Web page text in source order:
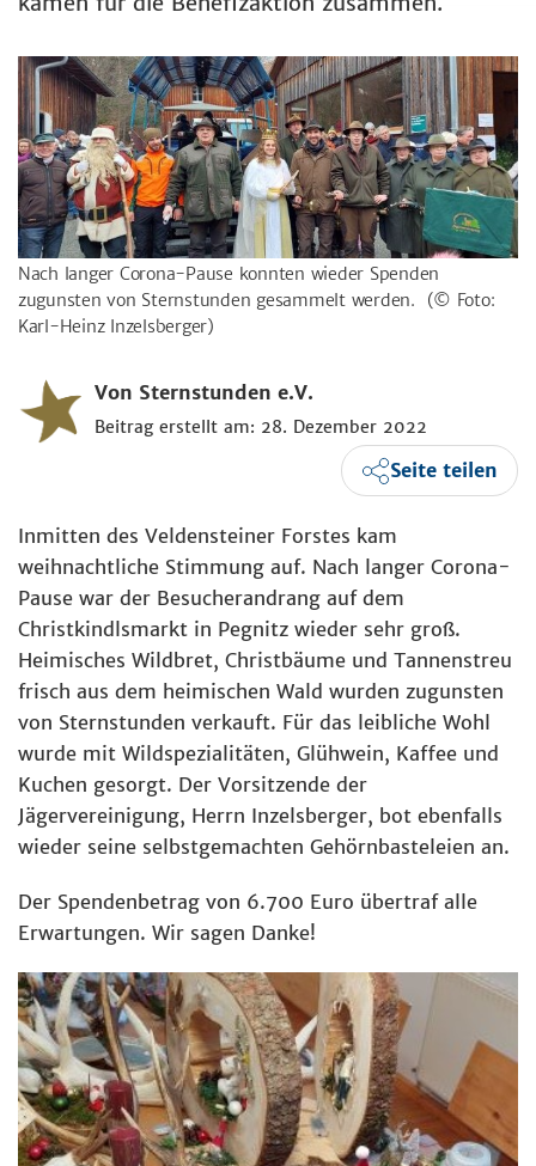
Nach langer Corona-Pause konnten wieder Spenden
zugunsten von Sternstunden gesammelt werden. (© Foto:
Karl-Heinz Inzelsberger)
Von Sternstunden e.V.
Beitrag erstellt am: 28. Dezember 2022
Seite teilen
Inmitten des Veldensteiner Forstes kam
weihnachtliche Stimmung auf. Nach langer Corona-
Pause war der Besucherandrang auf dem
Christkindlsmarkt in Pegnitz wieder sehr groß.
Heimisches Wildbret, Christbäume und Tannenstreu
frisch aus dem heimischen Wald wurden zugunsten
von Sternstunden verkauft. Für das leibliche Wohl
wurde mit Wildspezialitäten, Glühwein, Kaffee und
Kuchen gesorgt. Der Vorsitzende der
Jägervereinigung, Herrn Inzelsberger, bot ebenfalls
wieder seine selbstgemachten Gehörnbasteleien an.
Der Spendenbetrag von 6.700 Euro übertraf alle
Erwartungen. Wir sagen Danke!